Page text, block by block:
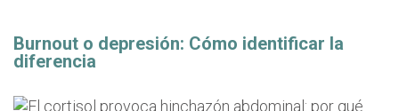
Burnout o depresión: Cómo identificar la
diferencia